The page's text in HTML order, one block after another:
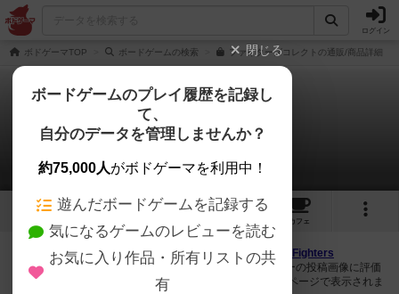
ログイン
ボドゲーマTOP ボードゲームの検索 ファイターズコレクトの通販/商品詳細
ファイターズコレクト
1件の画像
1 1 3
カフェ
ボドゲーマにログインすると、 「ファイターズコレクト（Fighters
Collect）」 の画像をアップロード出来たり、他のユーザーの投稿画像に評価
を付けることができます。また、トップ6の画像は様々なページで表示されま
閉じる
ボードゲームのプレイ履歴を記録し
て、
自分のデータを管理しませんか？
約75,000人がボドゲーマを利用中！
遊んだボードゲームを記録する
気になるゲームのレビューを読む
お気に入り作品・所有リストの共
有